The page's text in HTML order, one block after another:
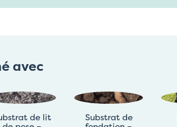
avec
de lit Substrat de